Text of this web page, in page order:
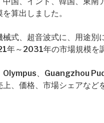
算出しました。
式、超音波式に、用途別
年～2031年の市場規模を
Olympus、Guangzhou
、価格、市場シェアなど